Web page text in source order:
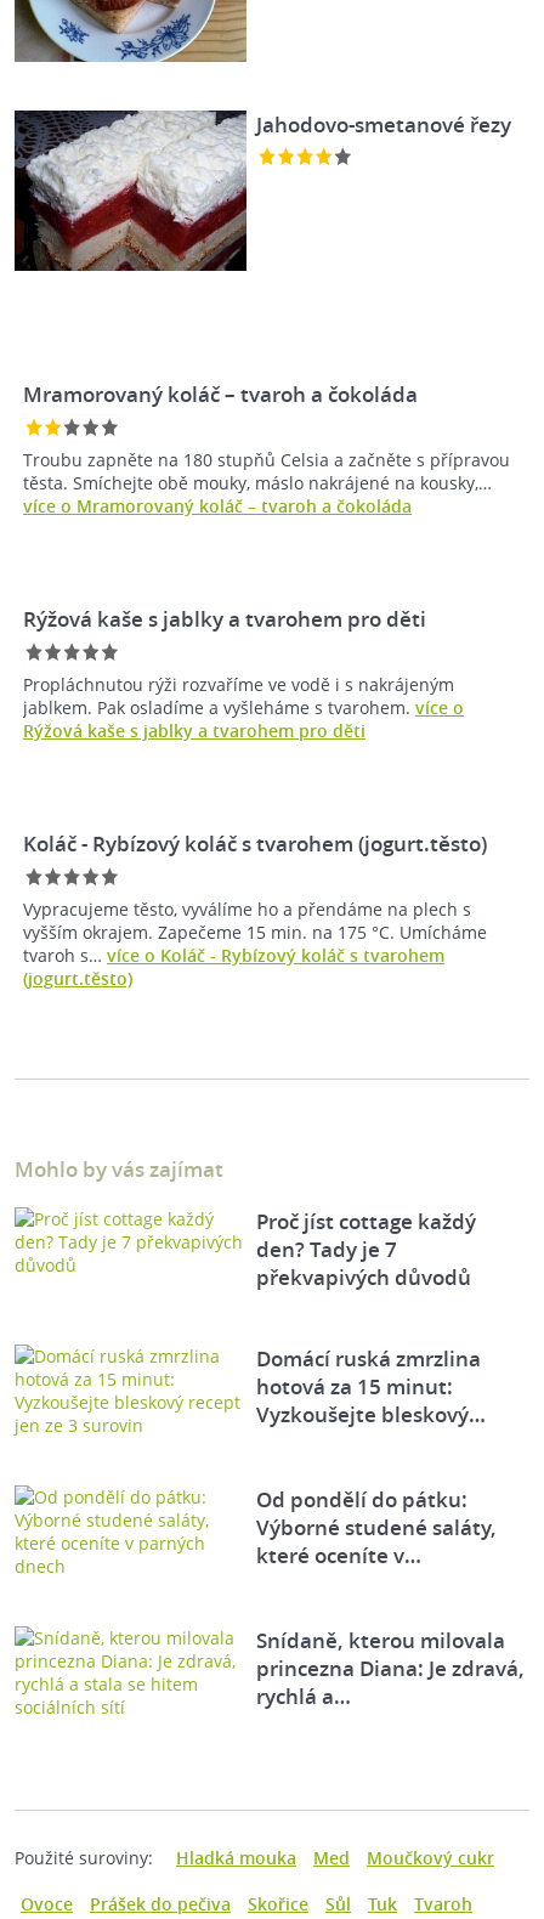
Jahodovo-smetanové řezy
Mramorovaný koláč – tvaroh a čokoláda
Troubu zapněte na 180 stupňů Celsia a začněte s přípravou
těsta. Smíchejte obě mouky, máslo nakrájené na kousky,…
více o Mramorovaný koláč – tvaroh a čokoláda
Rýžová kaše s jablky a tvarohem pro děti
Propláchnutou rýži rozvaříme ve vodě i s nakrájeným
jablkem. Pak osladíme a vyšleháme s tvarohem. více o
Rýžová kaše s jablky a tvarohem pro děti
Koláč - Rybízový koláč s tvarohem (jogurt.těsto)
Vypracujeme těsto, vyválíme ho a přendáme na plech s
vyšším okrajem. Zapečeme 15 min. na 175 °C. Umícháme
tvaroh s… více o Koláč - Rybízový koláč s tvarohem
(jogurt.těsto)
Mohlo by vás zajímat
Proč jíst cottage každý
den? Tady je 7
překvapivých důvodů
Domácí ruská zmrzlina
hotová za 15 minut:
Vyzkoušejte bleskový…
Od pondělí do pátku:
Výborné studené saláty,
které oceníte v…
Snídaně, kterou milovala
princezna Diana: Je zdravá,
rychlá a…
Použité suroviny: Hladká mouka Med
Moučkový cukr
Ovoce
Prášek do pečiva Skořice Sůl Tuk
Tvaroh